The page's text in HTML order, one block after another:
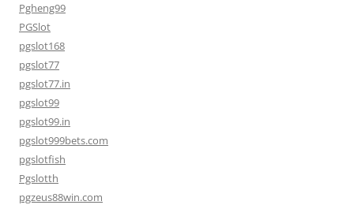
Pgheng99
PGSlot
pgslot168
pgslot77
pgslot77.in
pgslot99
pgslot99.in
pgslot999bets.com
pgslotfish
Pgslotth
pgzeus88win.com